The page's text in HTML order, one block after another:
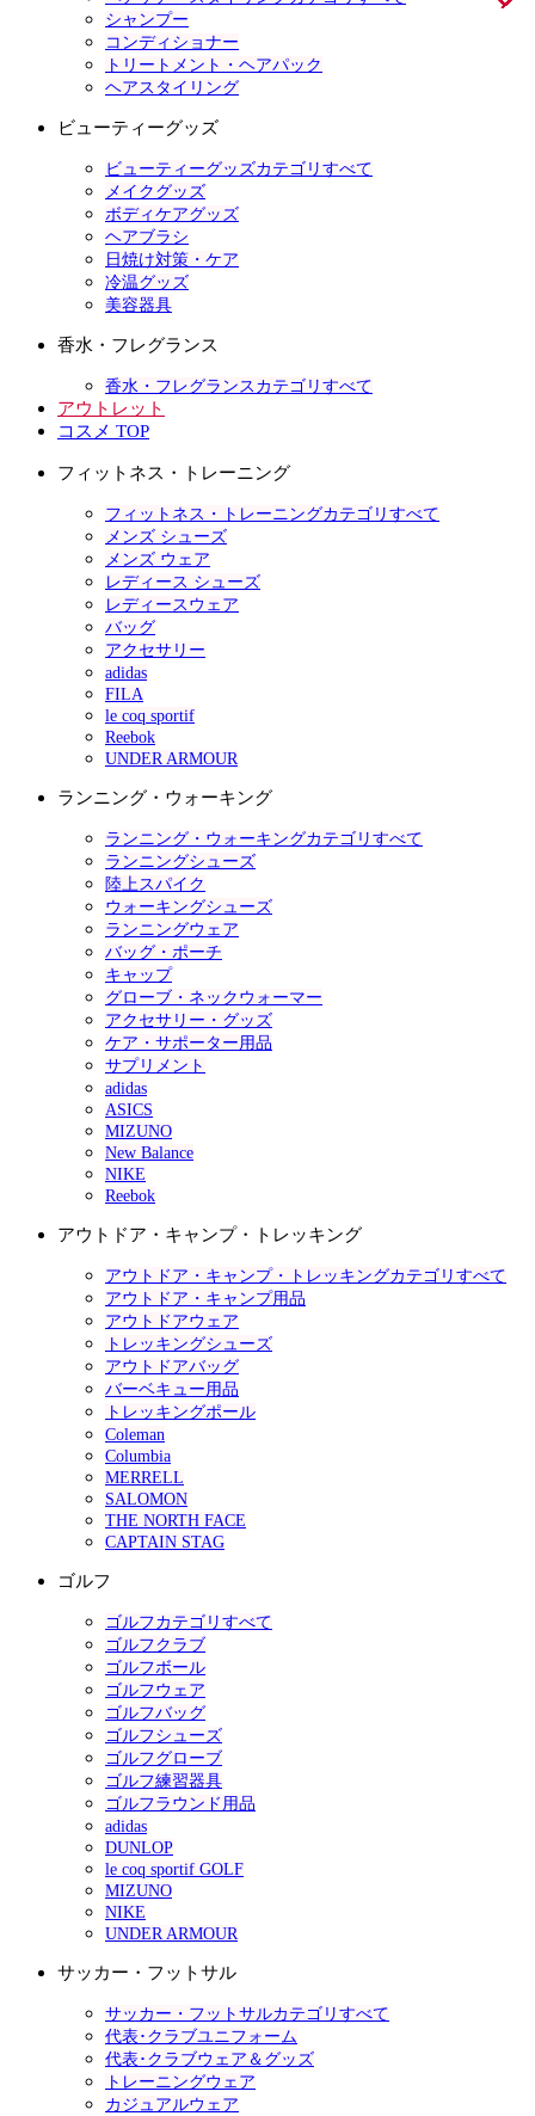
シャンプー
コンディショナー
トリートメント・ヘアパック
ヘアスタイリング
ビューティーグッズ
ビューティーグッズカテゴリすべて
メイクグッズ
ボディケアグッズ
ヘアブラシ
日焼け対策・ケア
冷温グッズ
美容器具
香水・フレグランス
香水・フレグランスカテゴリすべて
アウトレット
コスメ TOP
フィットネス・トレーニング
フィットネス・トレーニングカテゴリすべて
メンズ シューズ
メンズ ウェア
レディース シューズ
レディースウェア
バッグ
アクセサリー
adidas
FILA
le coq sportif
Reebok
UNDER ARMOUR
ランニング・ウォーキング
ランニング・ウォーキングカテゴリすべて
ランニングシューズ
陸上スパイク
ウォーキングシューズ
ランニングウェア
バッグ・ポーチ
キャップ
グローブ・ネックウォーマー
アクセサリー・グッズ
ケア・サポーター用品
サプリメント
adidas
ASICS
MIZUNO
New Balance
NIKE
Reebok
アウトドア・キャンプ・トレッキング
アウトドア・キャンプ・トレッキングカテゴリすべて
アウトドア・キャンプ用品
アウトドアウェア
トレッキングシューズ
アウトドアバッグ
バーベキュー用品
トレッキングポール
Coleman
Columbia
MERRELL
SALOMON
THE NORTH FACE
CAPTAIN STAG
ゴルフ
ゴルフカテゴリすべて
ゴルフクラブ
ゴルフボール
ゴルフウェア
ゴルフバッグ
ゴルフシューズ
ゴルフグローブ
ゴルフ練習器具
ゴルフラウンド用品
adidas
DUNLOP
le coq sportif GOLF
MIZUNO
NIKE
UNDER ARMOUR
サッカー・フットサル
サッカー・フットサルカテゴリすべて
代表･クラブユニフォーム
代表･クラブウェア＆グッズ
トレーニングウェア
カジュアルウェア